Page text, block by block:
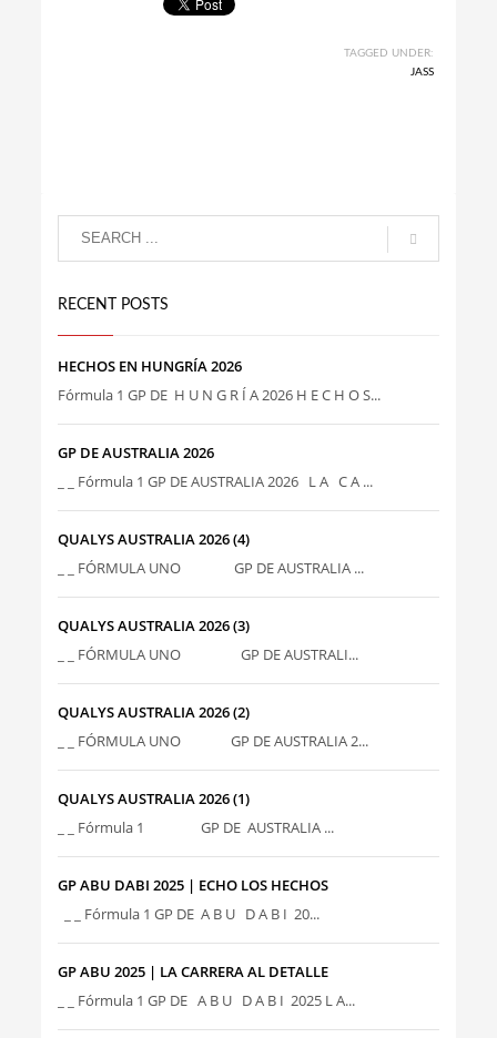
TAGGED UNDER:
JASS
RECENT POSTS
HECHOS EN HUNGRÍA 2026
Fórmula 1 GP DE H U N G R Í A 2026 H E C H O S...
GP DE AUSTRALIA 2026
_ _ Fórmula 1 GP DE AUSTRALIA 2026 L A C A ...
QUALYS AUSTRALIA 2026 (4)
_ _ FÓRMULA UNO GP DE AUSTRALIA ...
QUALYS AUSTRALIA 2026 (3)
_ _ FÓRMULA UNO GP DE AUSTRALI...
QUALYS AUSTRALIA 2026 (2)
_ _ FÓRMULA UNO GP DE AUSTRALIA 2...
QUALYS AUSTRALIA 2026 (1)
_ _ Fórmula 1 GP DE AUSTRALIA ...
GP ABU DABI 2025 | ECHO LOS HECHOS
_ _ Fórmula 1 GP DE A B U D A B I 20...
GP ABU 2025 | LA CARRERA AL DETALLE
_ _ Fórmula 1 GP DE A B U D A B I 2025 L A...